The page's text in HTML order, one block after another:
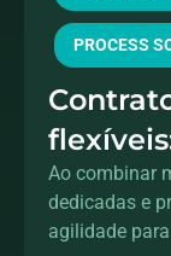
PROCESS
digital
Ao combinar
dedicadas e
agilidade